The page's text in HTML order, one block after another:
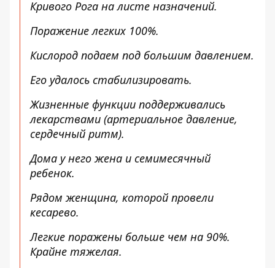
Кривого Рога на листе назначений.
Поражение легких 100%.
Кислород подаем под большим давлением.
Его удалось стабилизировать.
Жизненные функции поддерживались
лекарствами (артериальное давление,
сердечный ритм).
Дома у него жена и семимесячный
ребенок.
Рядом женщина, которой провели
кесарево.
Легкие поражены больше чем на 90%.
Крайне тяжелая.